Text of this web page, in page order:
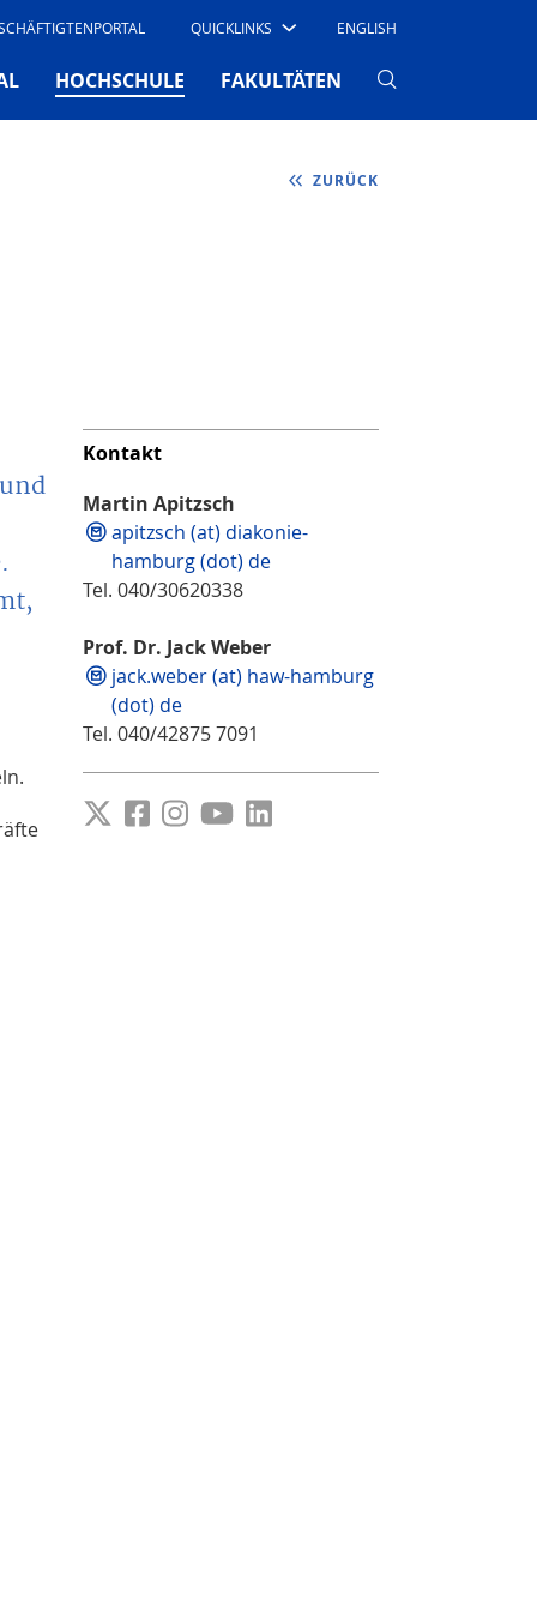
QUICKLINKS ENGLISH
HOCHSCHULE (CURRENT)
FAKULTÄTEN
ZURÜCK
Kontakt
Martin Apitzsch
apitzsch (at) diakonie-
hamburg (dot) de
Tel. 040/30620338
Prof. Dr. Jack Weber
jack.weber (at) haw-hamburg
(dot) de
Tel. 040/42875 7091